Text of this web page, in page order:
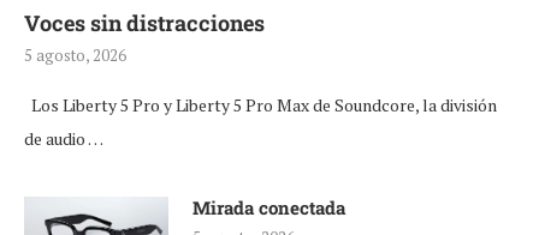
Voces sin distracciones
5 agosto, 2026
Los Liberty 5 Pro y Liberty 5 Pro Max de Soundcore, la división
de audio …
Mirada conectada